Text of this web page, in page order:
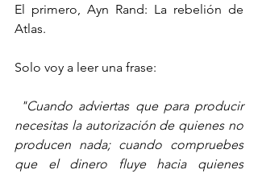
El primero, Ayn Rand: La rebelión de
Atlas.
Solo voy a leer una frase:
necesitas la autorización de quienes no
producen nada; cuando compruebes
que el dinero fluye hacia quienes